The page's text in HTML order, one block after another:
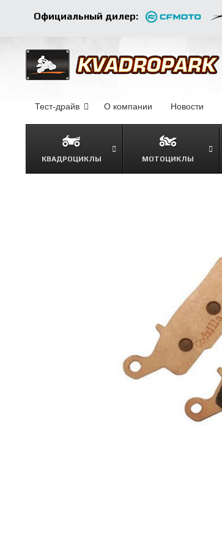
Официальный дилер:
Тест-драйв О компании Новости
КВАДРОЦИКЛЫ МОТОЦИКЛЫ